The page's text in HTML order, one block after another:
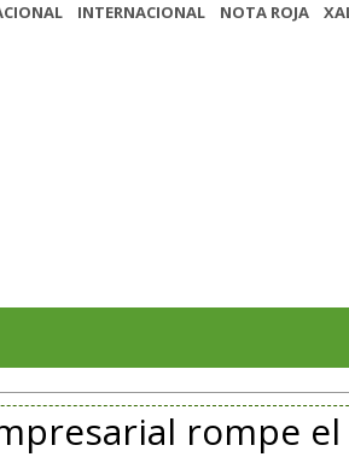
INTERNACIONAL NOTA ROJA
rompe el